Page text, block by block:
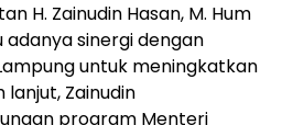
H. Zainudin Hasan, M. Hum
sinergi dengan
untuk meningkatkan
lanjut, Zainudin
program Menteri